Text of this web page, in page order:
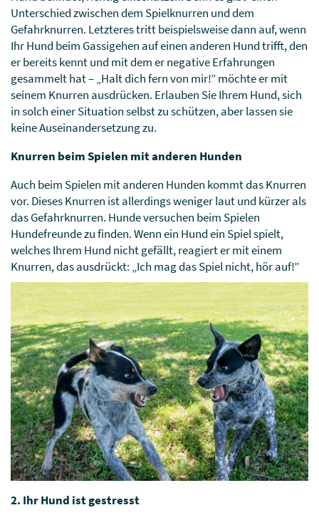
Unterschied zwischen dem Spielknurren und dem
Gefahrknurren. Letzteres tritt beispielsweise dann auf, wenn
Ihr Hund beim Gassigehen auf einen anderen Hund trifft, den
er bereits kennt und mit dem er negative Erfahrungen
gesammelt hat – „Halt dich fern von mir!” möchte er mit
seinem Knurren ausdrücken. Erlauben Sie Ihrem Hund, sich
in solch einer Situation selbst zu schützen, aber lassen sie
keine Auseinandersetzung zu.
Knurren beim Spielen mit anderen Hunden
Auch beim Spielen mit anderen Hunden kommt das Knurren
vor. Dieses Knurren ist allerdings weniger laut und kürzer als
das Gefahrknurren. Hunde versuchen beim Spielen
Hundefreunde zu finden. Wenn ein Hund ein Spiel spielt,
welches Ihrem Hund nicht gefällt, reagiert er mit einem
Knurren, das ausdrückt: „Ich mag das Spiel nicht, hör auf!”
2. Ihr Hund ist gestresst